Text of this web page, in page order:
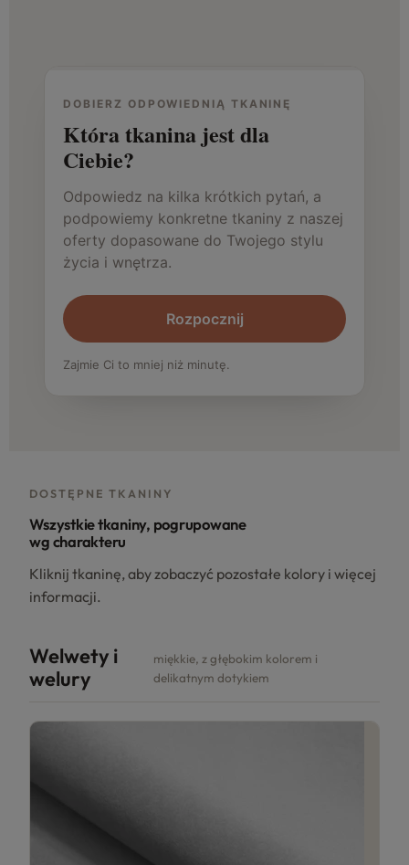
DOBIERZ ODPOWIEDNIĄ TKANINĘ
Która tkanina jest dla
Ciebie?
Odpowiedz na kilka krótkich pytań, a
podpowiemy konkretne tkaniny z naszej
oferty dopasowane do Twojego stylu
życia i wnętrza.
Rozpocznij
Zajmie Ci to mniej niż minutę.
DOSTĘPNE TKANINY
Wszystkie tkaniny, pogrupowane
wg charakteru
Kliknij tkaninę, aby zobaczyć pozostałe kolory i więcej
informacji.
Welwety i
welury
miękkie, z głębokim kolorem i
delikatnym dotykiem